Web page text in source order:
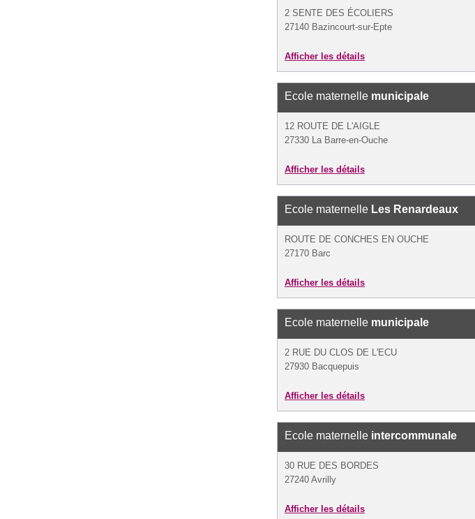
2 SENTE DES ÉCOLIERS
27140 Bazincourt-sur-Epte
Afficher les détails
Ecole maternelle municipale
12 ROUTE DE L'AIGLE
27330 La Barre-en-Ouche
Afficher les détails
Ecole maternelle Les Renardeaux
ROUTE DE CONCHES EN OUCHE
27170 Barc
Afficher les détails
Ecole maternelle municipale
2 RUE DU CLOS DE L'ECU
27930 Bacquepuis
Afficher les détails
Ecole maternelle intercommunale
30 RUE DES BORDES
27240 Avrilly
Afficher les détails